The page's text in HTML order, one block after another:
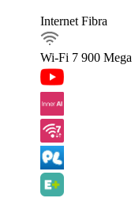
Internet Fibra
Wi-Fi 7 900 Mega